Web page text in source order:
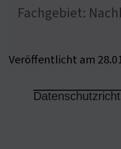
Fachgebiet:
Veröffentlicht am